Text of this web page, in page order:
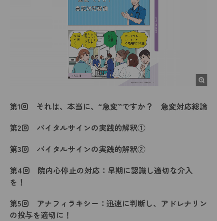
第1回 それは、本当に、“急変”ですか？ 急変対応総論
第2回 バイタルサインの実践的解釈①
第3回 バイタルサインの実践的解釈②
第4回 院内心停止の対応：早期に認識し適切な介入
を！
第5回 アナフィラキシー：迅速に判断し、アドレナリン
の投与を適切に！